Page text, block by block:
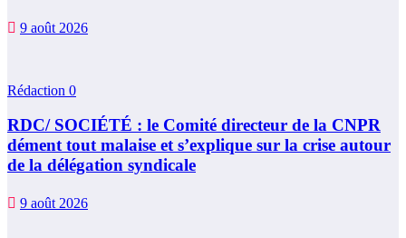
9 août 2026
Rédaction 0
RDC/ SOCIÉTÉ : le Comité directeur de la CNPR
dément tout malaise et s’explique sur la crise autour
de la délégation syndicale
9 août 2026